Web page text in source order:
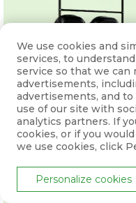
We use cookies and
services, to
service so that we
advertisements,
advertisements, and
use of our site with
analytics partners. If
cookies, or if you
we use cookies, click
Personalize cookies